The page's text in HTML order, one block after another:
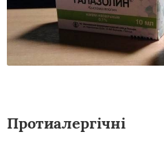
Протиалергічні